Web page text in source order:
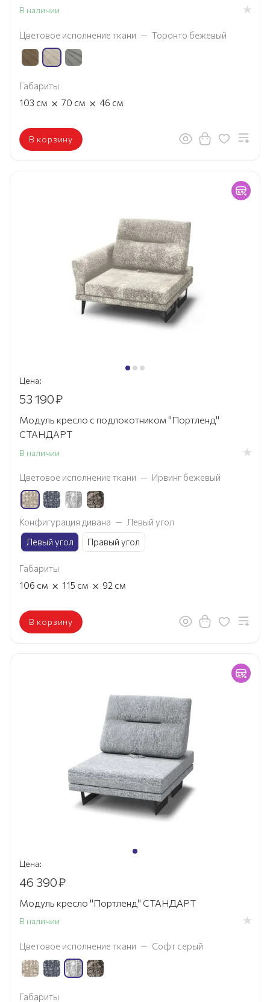
В наличии
Цветовое исполнение ткани — Торонто бежевый
Габариты
103 см × 70 см × 46 см
В корзину
Цена:
53 190₽
Модуль кресло с подлокотником "Портленд"
СТАНДАРТ
В наличии
Цветовое исполнение ткани — Ирвинг бежевый
Конфигурация дивана — Левый угол
Левый угол
Правый угол
Габариты
106 см × 115 см × 92 см
В корзину
Цена:
46 390₽
Модуль кресло "Портленд" СТАНДАРТ
В наличии
Цветовое исполнение ткани — Софт серый
Габариты